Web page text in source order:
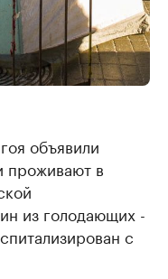
объявили
проживают в
из голодающих -
с